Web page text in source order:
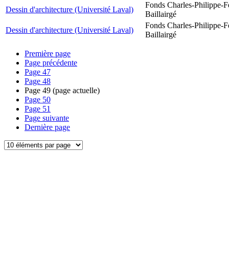
Dessin d'architecture (Université Laval)
Fonds Charles-Philippe-
Baillairgé
Dessin d'architecture (Université Laval)
Fonds Charles-Philippe-
Baillairgé
Première page
Page précédente
Page 47
Page 48
Page 49 (page actuelle)
Page 50
Page 51
Page suivante
Dernière page